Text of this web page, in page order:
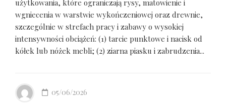
użytkowania, które ograniczają rysy, matowienie i
wgniecenia w warstwie wykończeniowej oraz drewnie,
szczególnie w strefach pracy i zabawy o wysokiej
intensywności obciążeń: (1) tarcie punktowe i nacisk od
kółek lub nóżek mebli; (2) ziarna piasku i zabrudzenia...
05/06/2026